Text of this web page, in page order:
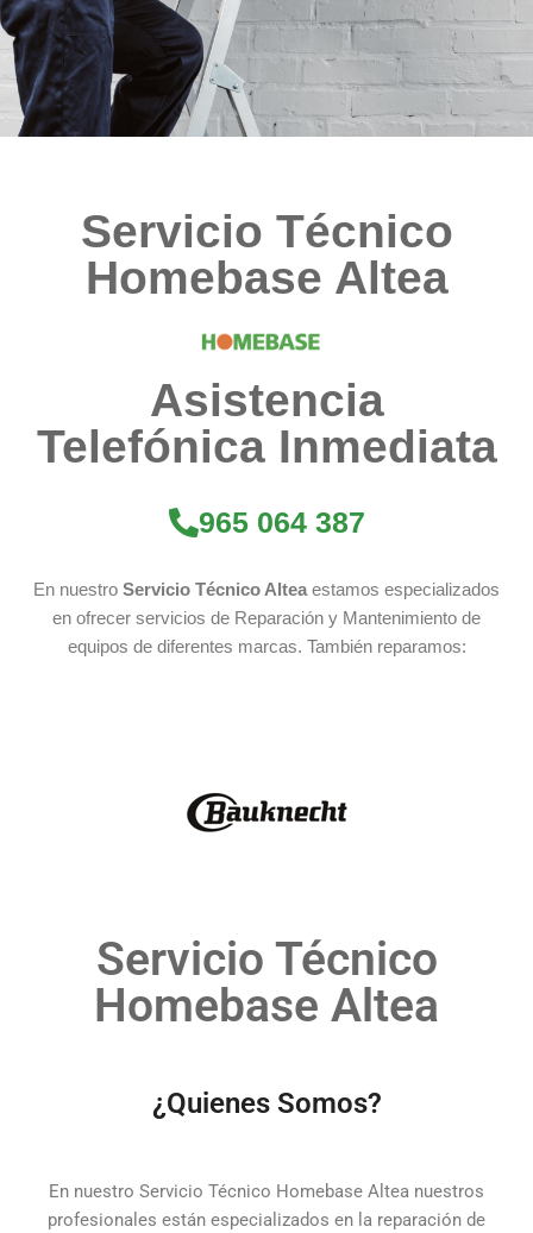
Servicio Técnico
Homebase Altea
Asistencia
Telefónica Inmediata​​
965 064 387
En nuestro Servicio Técnico Altea estamos especializados
en ofrecer servicios de Reparación y Mantenimiento de
equipos de diferentes marcas. También reparamos:
Servicio Técnico
Homebase Altea
¿Quienes Somos?
En nuestro Servicio Técnico Homebase Altea nuestros
profesionales están especializados en la reparación de